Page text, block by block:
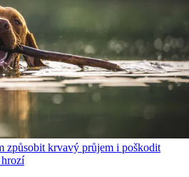
způsobit krvavý průjem i poškodit